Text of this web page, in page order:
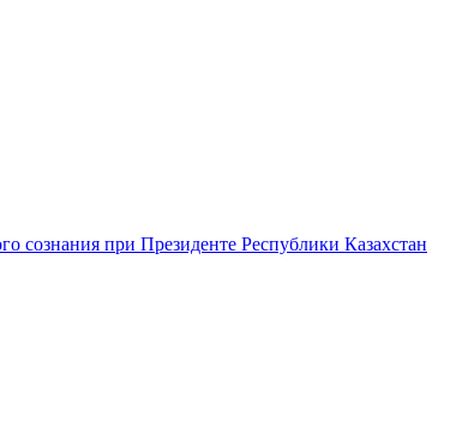
сознания при Президенте Республики Казахстан